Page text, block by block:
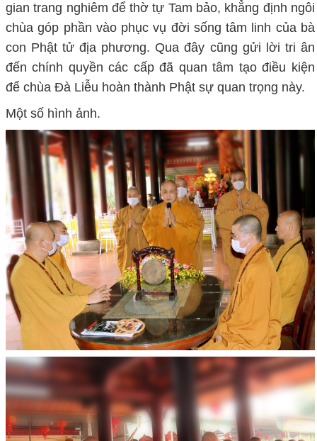
gian trang nghiêm để thờ tự Tam bảo, khẳng định ngôi
chùa góp phần vào phục vụ đời sống tâm linh của bà
con Phật tử địa phương. Qua đây cũng gửi lời tri ân
đến chính quyền các cấp đã quan tâm tạo điều kiện
để chùa Đà Liễu hoàn thành Phật sự quan trọng này.
Một số hình ảnh.